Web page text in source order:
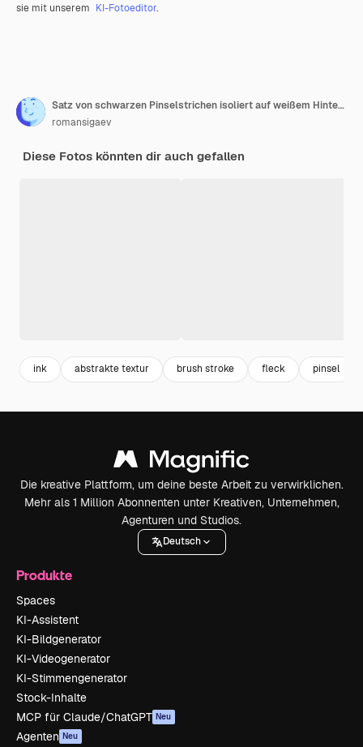
sie mit unserem KI-Fotoeditor.
Satz von schwarzen Pinselstrichen isoliert auf weißem Hintergrund
romansigaev
Diese Fotos könnten dir auch gefallen
ink abstrakte textur brush stroke fleck pinsel
Die kreative Plattform, um deine beste Arbeit zu verwirklichen.
Mehr als 1 Million Abonnenten unter Kreativen, Unternehmen,
Agenturen und Studios.
Deutsch
Produkte
Spaces
KI-Assistent
KI-Bildgenerator
KI-Videogenerator
KI-Stimmengenerator
Stock-Inhalte
MCP für Claude/ChatGPT Neu
Agenten Neu